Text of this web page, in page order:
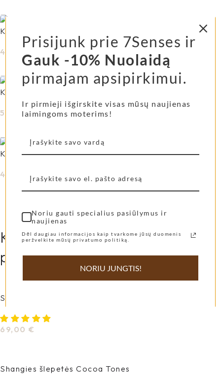
Krepšys SHANGIES
45,00
Į Krepšelį
Krepšys SHANGIES didelis
55,00€
Krepšys SHANGIES mažas
47,00 €
Kitos mūsų klienčių labiausiai
pamiltos prekės...
Shangies basutės Pearly Shades
69,00 €
Shangies šlepetės Cocoa Tones
Prisijunk prie 7Senses ir
Gauk -10% Nuolaidą
pirmajam apsipirkimui.
Ir pirmieji išgirskite visas mūsų naujienas
laimingoms moterims!
Noriu gauti specialius pasiūlymus ir
naujienas
Dėl daugiau informacijos kaip tvarkome jūsų duomenis
peržvelkite mūsų privatumo politiką.
NORIU JUNGTIS!